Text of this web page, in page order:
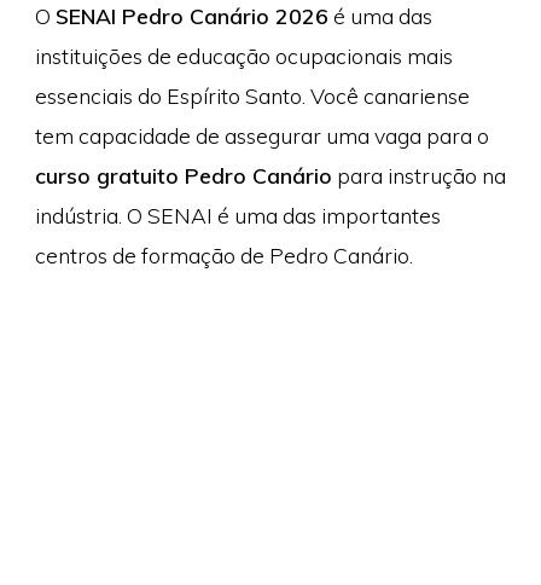
O SENAI Pedro Canário 2026 é uma das
instituições de educação ocupacionais mais
essenciais do Espírito Santo. Você canariense
tem capacidade de assegurar uma vaga para o
curso gratuito Pedro Canário para instrução na
indústria. O SENAI é uma das importantes
centros de formação de Pedro Canário.